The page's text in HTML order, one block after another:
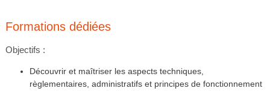
Formations dédiées
Objectifs :
Découvrir et maîtriser les aspects techniques,
règlementaires, administratifs et principes de fonctionnement